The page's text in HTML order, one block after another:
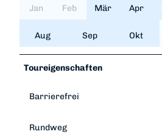
Jan Feb Mär Apr
Aug Sep Okt
Toureigenschaften
Barrierefrei
Rundweg